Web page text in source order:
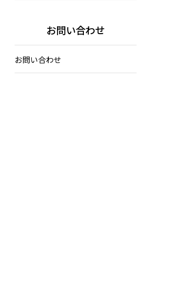
お問い合わせ
お問い合わせ